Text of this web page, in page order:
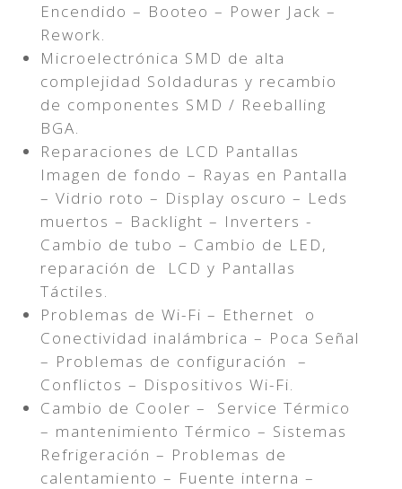
Encendido – Booteo – Power Jack –
Rework.
Microelectrónica SMD de alta
complejidad Soldaduras y recambio
de componentes SMD / Reeballing
BGA.
Reparaciones de LCD Pantallas
Imagen de fondo – Rayas en Pantalla
– Vidrio roto – Display oscuro – Leds
muertos – Backlight – Inverters -
Cambio de tubo – Cambio de LED,
reparación de LCD y Pantallas
Táctiles.
Problemas de Wi-Fi – Ethernet o
Conectividad inalámbrica – Poca Señal
– Problemas de configuración –
Conflictos – Dispositivos Wi-Fi.
Cambio de Cooler – Service Térmico
– mantenimiento Térmico – Sistemas
Refrigeración – Problemas de
calentamiento – Fuente interna –